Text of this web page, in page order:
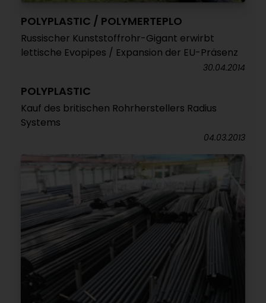
POLYPLASTIC / POLYMERTEPLO
Russischer Kunststoffrohr-Gigant erwirbt
lettische Evopipes / Expansion der EU-Präsenz
30.04.2014
POLYPLASTIC
Kauf des britischen Rohrherstellers Radius
Systems
04.03.2013